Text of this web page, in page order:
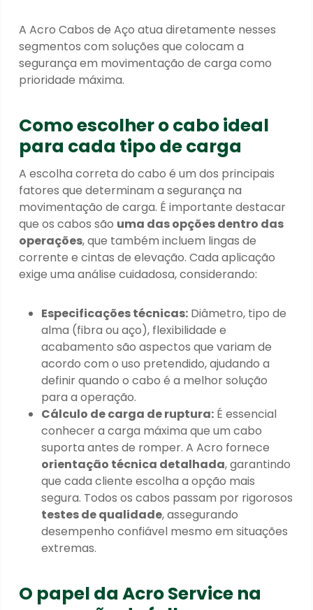
A Acro Cabos de Aço atua diretamente nesses
segmentos com soluções que colocam a
segurança em movimentação de carga como
prioridade máxima.
Como escolher o cabo ideal
para cada tipo de carga
A escolha correta do cabo é um dos principais
fatores que determinam a segurança na
movimentação de carga. É importante destacar
que os cabos são uma das opções dentro das
operações, que também incluem lingas de
corrente e cintas de elevação. Cada aplicação
exige uma análise cuidadosa, considerando:
Especificações técnicas: Diâmetro, tipo de
alma (fibra ou aço), flexibilidade e
acabamento são aspectos que variam de
acordo com o uso pretendido, ajudando a
definir quando o cabo é a melhor solução
para a operação.
Cálculo de carga de ruptura: É essencial
conhecer a carga máxima que um cabo
suporta antes de romper. A Acro fornece
orientação técnica detalhada, garantindo
que cada cliente escolha a opção mais
segura. Todos os cabos passam por rigorosos
testes de qualidade, assegurando
desempenho confiável mesmo em situações
extremas.
O papel da Acro Service na